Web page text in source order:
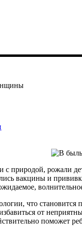
природой, рожали
вакцины и
что
от
поможет